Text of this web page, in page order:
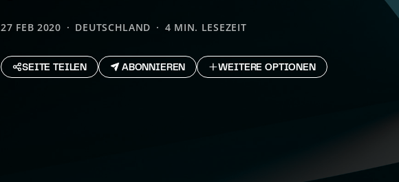
27 FEB 2020 DEUTSCHLAND 4 MIN. LESEZEIT
SEITE TEILEN ABONNIEREN WEITERE OPTIONEN